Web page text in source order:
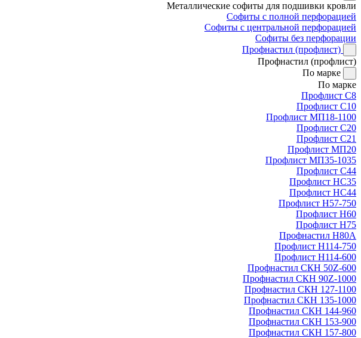
Металлические софиты для подшивки кровли
Софиты с полной перфорацией
Софиты с центральной перфорацией
Софиты без перфорации
Профнастил (профлист)
Профнастил (профлист)
По марке
По марке
Профлист С8
Профлист С10
Профлист МП18-1100
Профлист С20
Профлист С21
Профлист МП20
Профлист МП35-1035
Профлист С44
Профлист НС35
Профлист НС44
Профлист Н57-750
Профлист Н60
Профлист Н75
Профнастил Н80А
Профлист Н114-750
Профлист Н114-600
Профнастил СКН 50Z-600
Профнастил СКН 90Z-1000
Профнастил СКН 127-1100
Профнастил СКН 135-1000
Профнастил СКН 144-960
Профнастил СКН 153-900
Профнастил СКН 157-800